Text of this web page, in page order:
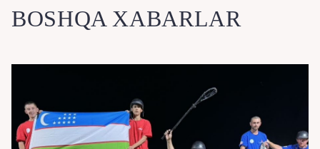
BOSHQA XABARLAR